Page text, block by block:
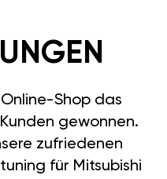
Shop das
gewonnen.
zufriedenen
für Mitsubishi